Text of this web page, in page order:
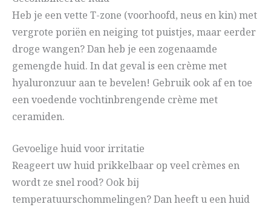
Heb je een vette T-zone (voorhoofd, neus en kin) met
vergrote poriën en neiging tot puistjes, maar eerder
droge wangen? Dan heb je een zogenaamde
gemengde huid. In dat geval is een crème met
hyaluronzuur aan te bevelen! Gebruik ook af en toe
een voedende vochtinbrengende crème met
ceramiden.
Gevoelige huid voor irritatie
Reageert uw huid prikkelbaar op veel crèmes en
wordt ze snel rood? Ook bij
temperatuurschommelingen? Dan heeft u een huid